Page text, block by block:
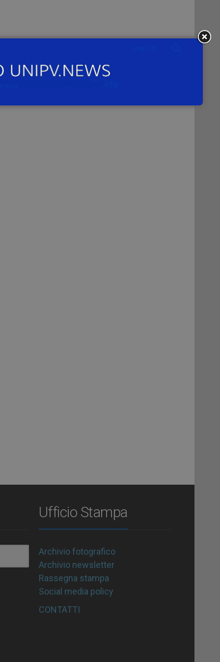
Ufficio Stampa
Archivio fotografico
Archivio newsletter
Rassegna stampa
Social media policy
CONTATTI